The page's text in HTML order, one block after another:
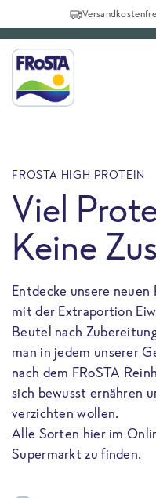
FROSTA HIGH PROTEIN
Viel
Keine
Entdecke unsere
mit der Extraportion
Beutel nach
man in jedem unserer
nach dem FRoSTA
sich bewusst ernähren
verzichten wollen.
Alle Sorten hier im
Supermarkt zu finden.